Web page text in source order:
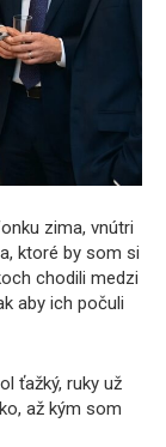
zima, vnútri
ktoré by som si
chodili medzi
aby ich počuli
ťažký, ruky už
až kým som